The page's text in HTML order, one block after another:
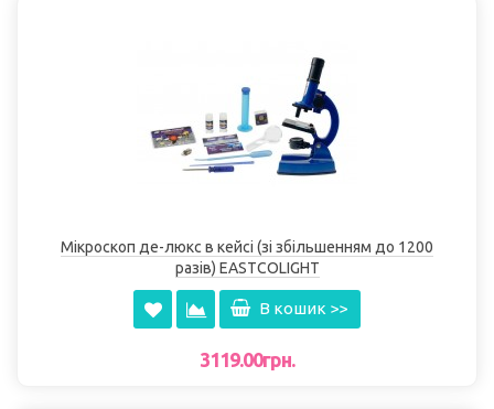
Мікроскоп де-люкс в кейсі (зі збільшенням до 1200
разів) EASTCOLІGHT
В кошик >>
3119.00грн.